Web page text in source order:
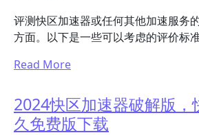
评测快区加速器或任何其他加速服务
方面。以下是一些可以考虑的评价标
Read More
2024快区加速器破解版，
久免费版下载